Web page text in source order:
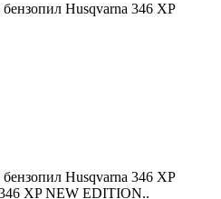
Husqvarna 346 XP
Husqvarna 346 XP
XP NEW EDITION..